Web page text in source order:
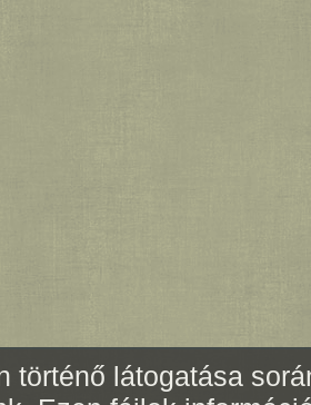
történő látogatása